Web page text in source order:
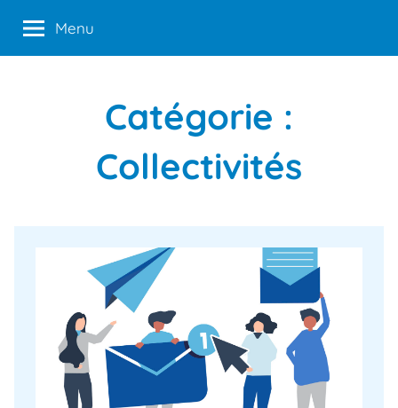
contenu
Menu
Catégorie :
Collectivités